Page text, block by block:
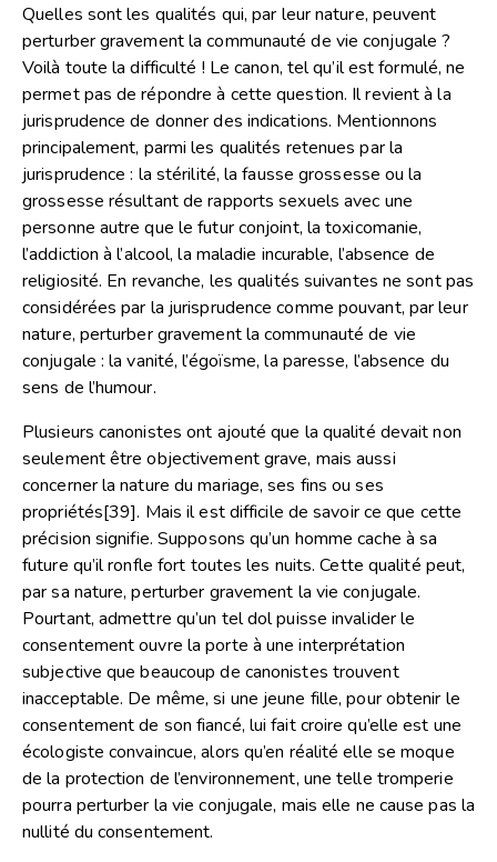
Quelles sont les qualités qui, par leur nature, peuvent
perturber gravement la communauté de vie conjugale ?
Voilà toute la difficulté ! Le canon, tel qu’il est formulé, ne
permet pas de répondre à cette question. Il revient à la
jurisprudence de donner des indications. Mentionnons
principalement, parmi les qualités retenues par la
jurisprudence : la stérilité, la fausse grossesse ou la
grossesse résultant de rapports sexuels avec une
personne autre que le futur conjoint, la toxicomanie,
l’addiction à l’alcool, la maladie incurable, l’absence de
religiosité. En revanche, les qualités suivantes ne sont pas
considérées par la jurisprudence comme pouvant, par leur
nature, perturber gravement la communauté de vie
conjugale : la vanité, l’égoïsme, la paresse, l’absence du
sens de l’humour.
Plusieurs canonistes ont ajouté que la qualité devait non
seulement être objectivement grave, mais aussi
concerner la nature du mariage, ses fins ou ses
propriétés[39]. Mais il est difficile de savoir ce que cette
précision signifie. Supposons qu’un homme cache à sa
future qu’il ronfle fort toutes les nuits. Cette qualité peut,
par sa nature, perturber gravement la vie conjugale.
Pourtant, admettre qu’un tel dol puisse invalider le
consentement ouvre la porte à une interprétation
subjective que beaucoup de canonistes trouvent
inacceptable. De même, si une jeune fille, pour obtenir le
consentement de son fiancé, lui fait croire qu’elle est une
écologiste convaincue, alors qu’en réalité elle se moque
de la protection de l’environnement, une telle tromperie
pourra perturber la vie conjugale, mais elle ne cause pas la
nullité du consentement.